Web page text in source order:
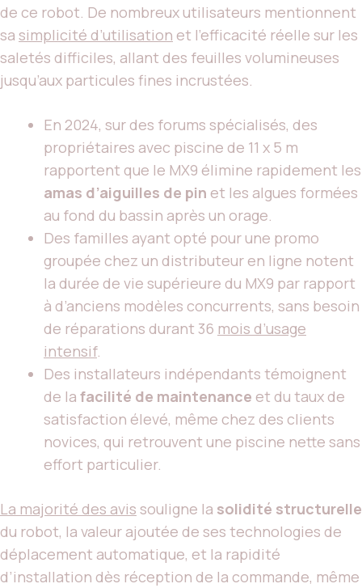
de ce robot. De nombreux utilisateurs mentionnent
sa simplicité d’utilisation et l’efficacité réelle sur les
saletés difficiles, allant des feuilles volumineuses
jusqu’aux particules fines incrustées.
En 2024, sur des forums spécialisés, des
propriétaires avec piscine de 11 x 5 m
rapportent que le MX9 élimine rapidement les
amas d’aiguilles de pin et les algues formées
au fond du bassin après un orage.
Des familles ayant opté pour une promo
groupée chez un distributeur en ligne notent
la durée de vie supérieure du MX9 par rapport
à d’anciens modèles concurrents, sans besoin
de réparations durant 36 mois d’usage
intensif.
Des installateurs indépendants témoignent
de la facilité de maintenance et du taux de
satisfaction élevé, même chez des clients
novices, qui retrouvent une piscine nette sans
effort particulier.
La majorité des avis souligne la solidité structurelle
du robot, la valeur ajoutée de ses technologies de
déplacement automatique, et la rapidité
d’installation dès réception de la commande, même